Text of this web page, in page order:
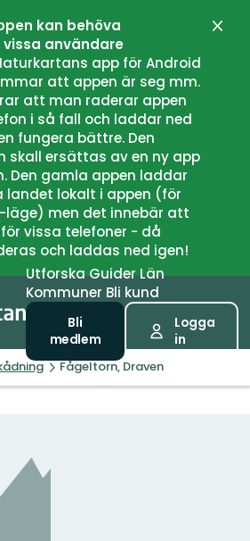
kan behöva
användare
app för Android
att appen är seg mm.
att man raderar appen
i så fall och laddar ned
fungera bättre. Den
skall ersättas av en ny app
Den gamla appen laddar
landet lokalt i appen (för
men det innebär att
vissa telefoner - då
och laddas ned igen!
UtforskaGuiderLän
Kommuner Bli kund
Bli
medlem
Logga
in
Fågeltorn, Draven